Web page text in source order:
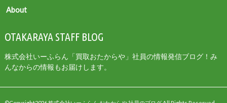
About
OTAKARAYA STAFF BLOG
株式会社いーふらん「買取おたからや」社員の情報発信ブログ！み
んなからの情報もお届けします。